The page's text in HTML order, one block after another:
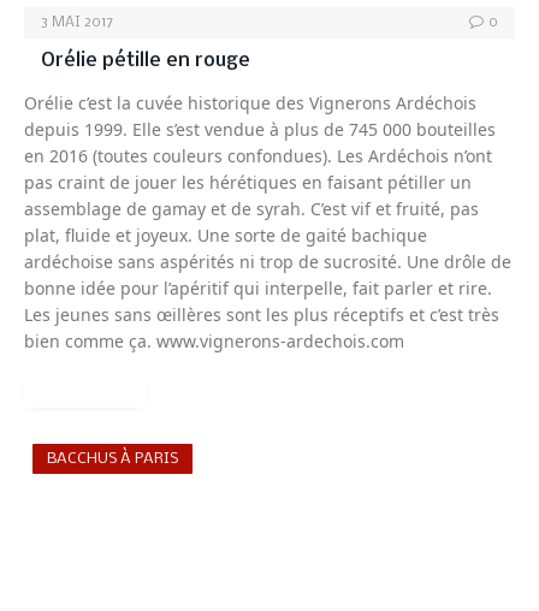
3 MAI 2017 0
Orélie pétille en rouge
Orélie c’est la cuvée historique des Vignerons Ardéchois
depuis 1999. Elle s’est vendue à plus de 745 000 bouteilles
en 2016 (toutes couleurs confondues). Les Ardéchois n’ont
pas craint de jouer les hérétiques en faisant pétiller un
assemblage de gamay et de syrah. C’est vif et fruité, pas
plat, fluide et joyeux. Une sorte de gaité bachique
ardéchoise sans aspérités ni trop de sucrosité. Une drôle de
bonne idée pour l’apéritif qui interpelle, fait parler et rire.
Les jeunes sans œillères sont les plus réceptifs et c’est très
bien comme ça. www.vignerons-ardechois.com
BACCHUS À PARIS